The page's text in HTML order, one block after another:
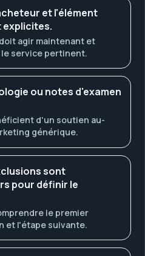
et l'élément
agir maintenant et
service pertinent.
ou notes d'examen
d'un soutien au-
générique.
sont
pour définir le
le premier
et l'étape suivante.